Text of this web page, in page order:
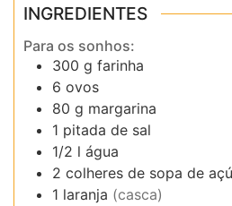
INGREDIENTES
Para os sonhos:
300 g farinha
6 ovos
80 g margarina
1 pitada de sal
1/2 l água
2 colheres de sopa de
1 laranja (casca)